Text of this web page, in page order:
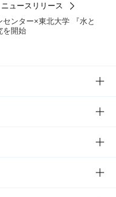
ニュースリリース
センター×東北大学 『水と
を開始